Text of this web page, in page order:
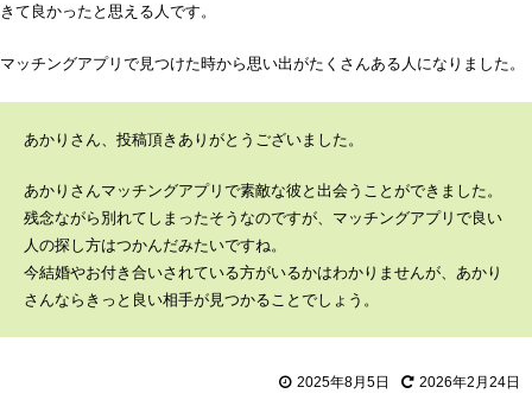
きて良かったと思える人です。
マッチングアプリで見つけた時から思い出がたくさんある人になりました。
あかりさん、投稿頂きありがとうございました。
あかりさんマッチングアプリで素敵な彼と出会うことができました。
残念ながら別れてしまったそうなのですが、マッチングアプリで良い
人の探し方はつかんだみたいですね。
今結婚やお付き合いされている方がいるかはわかりませんが、あかり
さんならきっと良い相手が見つかることでしょう。
2025年8月5日 2026年2月24日